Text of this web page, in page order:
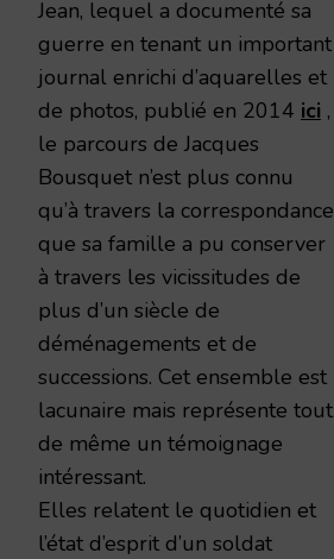
Jean, lequel a documenté sa
guerre en tenant un important
journal enrichi d’aquarelles et
de photos, publié en 2014 ici ,
le parcours de Jacques
Bousquet n’est plus connu
qu’à travers la correspondance
que sa famille a pu conserver
à travers les vicissitudes de
plus d’un siècle de
déménagements et de
successions. Cet ensemble est
lacunaire mais représente tout
de même un témoignage
intéressant.
Elles relatent le quotidien et
l’état d’esprit d’un soldat